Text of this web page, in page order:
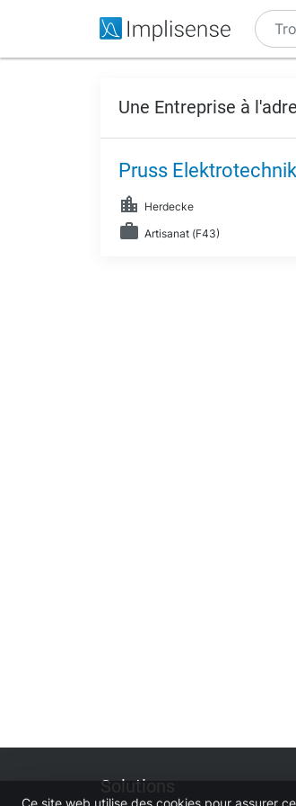
Une Entreprise à
Pruss
Herdecke
Artisanat (F43)
Solutions
Ce site web utilise des cookies pour assurer